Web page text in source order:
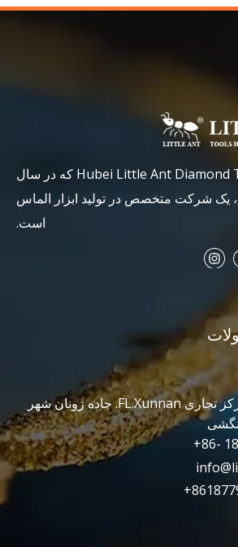
Hubei Little Ant Diamond Tools Co., Ltd که در سال
شد، یک شرکت متخصص در تولید ابزار الماس
است.
اضافه کردن: 19 مرکز تجاری FL.Xunnan. جاده ژونان شهر